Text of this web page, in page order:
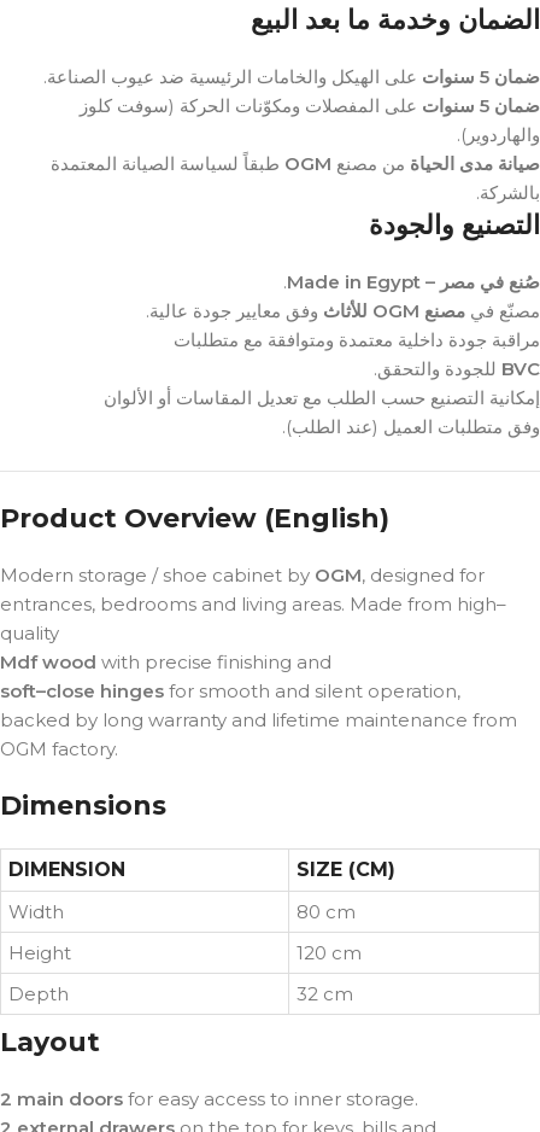
الضمان وخدمة ما بعد البيع
ضمان 5 سنوات
على الهيكل والخامات الرئيسية ضد عيوب الصناعة.
ضمان 5 سنوات
على المفصلات ومكوّنات الحركة (سوفت كلوز
والهاردوير).
صيانة مدى الحياة من مصنع OGM طبقاً لسياسة الصيانة المعتمدة
بالشركة.
التصنيع والجودة
صُنع في مصر – Made in Egypt
.
مصنّع في مصنع OGM للأثاث
وفق معايير جودة عالية.
مراقبة جودة داخلية معتمدة ومتوافقة مع متطلبات
BVC للجودة والتحقق.
إمكانية التصنيع حسب الطلب مع تعديل المقاسات أو الألوان
وفق متطلبات العميل (عند الطلب).
Product Overview (English)
Modern storage / shoe cabinet by OGM, designed for
entrances, bedrooms and living areas. Made from high–
quality
Mdf wood with precise finishing and
soft–close hinges for smooth and silent operation,
backed by long warranty and lifetime maintenance from
OGM factory.
Dimensions
DIMENSION
SIZE (CM)
Width
80 cm
Height
120 cm
Depth
32 cm
Layout
2 main doors for easy access to inner storage.